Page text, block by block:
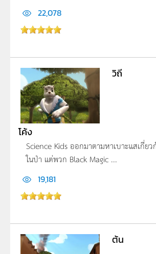
22,078
วิถี
โค้ง
Science Kids ออกมาตามหาเบาะแสเกี่
ในป่า แต่พวก Black Magic ...
19,181
ต้น